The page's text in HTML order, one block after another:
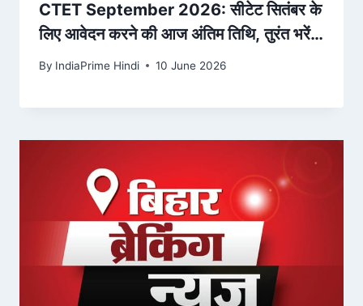
CTET September 2026: सीटेट सितंबर के
लिए आवेदन करने की आज अंतिम तिथि, तुरंत भरें
फॉर्म; इतनी है फीस – Amar Ujala
By IndiaPrime Hindi 10 June 2026